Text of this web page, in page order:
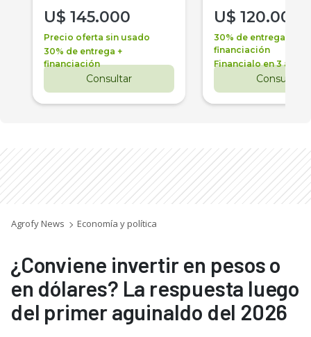
U$ 145.000
Precio oferta sin usado
30% de entrega +
financiación
Consultar
U$ 120.000
30% de entrega +
financiación
Financialo en 3 años
Consultar
Agrofy News Economía y política
¿Conviene invertir en pesos o
en dólares? La respuesta luego
del primer aguinaldo del 2026